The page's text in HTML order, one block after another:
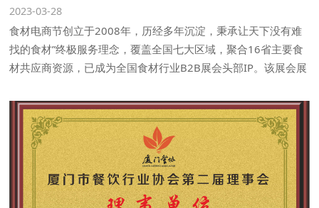
2023-03-28
食材电商节创立于2008年，历经多年沉淀，秉承让天下没有难
找的食材”终极服务理念，覆盖全国七大区域，聚合16省主要食
材共应商资源，已成为全国食材行业B2B展会头部IP。该展会展
类别展题主富，涵盖食材原料、食材机械设备、供应链服务、食
品包材等多个维度，累计超过5100家一线餐饮食材产业链品牌
企业参展展品超50000种，全年展览面积超30万m，专业观众超
35万人次。